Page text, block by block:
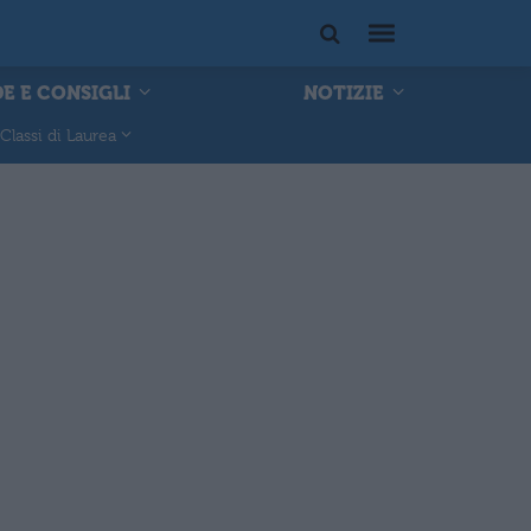
E CONSIGLI NOTIZIE
Classi di Laurea